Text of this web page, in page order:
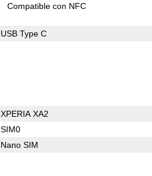
Compatible con NFC
USB Type C
XPERIA XA2
SIM0
Nano SIM